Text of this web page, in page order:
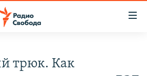
трюк. Как